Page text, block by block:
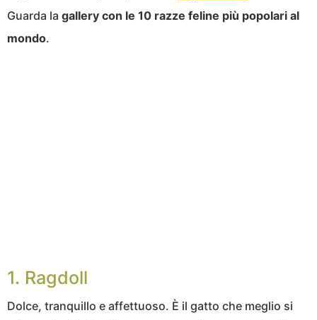
Guarda la gallery con le 10 razze feline più popolari al
mondo.
1. Ragdoll
Dolce, tranquillo e affettuoso. È il gatto che meglio si